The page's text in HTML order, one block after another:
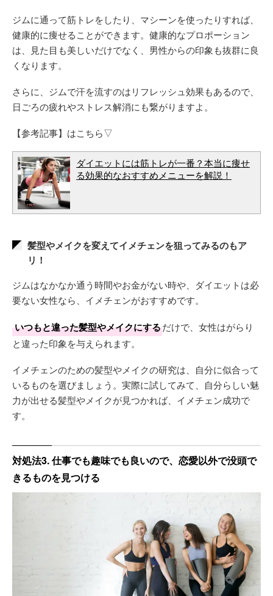
ジムに通って筋トレをしたり、マシーンを使ったりすれば、
健康的に痩せることができます。健康的なプロポーション
は、見た目も美しいだけでなく、男性からの印象も抜群に良
くなります。
さらに、ジムで汗を流すのはリフレッシュ効果もあるので、
日ごろの疲れやストレス解消にも繋がりますよ。
【参考記事】はこちら▽
ダイエットには筋トレが一番？本当に痩せ
る効果的なおすすめメニューを解説！
髪型やメイクを変えてイメチェンを狙ってみるのもア
リ！
ジムはなかなか通う時間やお金がない時や、ダイエットは必
要ない女性なら、イメチェンがおすすめです。
いつもと違った髪型やメイクにするだけで、女性はがらり
と違った印象を与えられます。
イメチェンのための髪型やメイクの研究は、自分に似合って
いるものを選びましょう。実際に試してみて、自分らしい魅
力が出せる髪型やメイクが見つかれば、イメチェン成功で
す。
対処法3. 仕事でも趣味でも良いので、恋愛以外で没頭で
きるものを見つける